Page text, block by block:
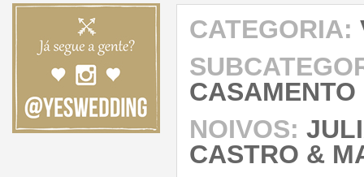
CATEGORIA:
CASAMENTO
NOIVOS:
CASTRO &